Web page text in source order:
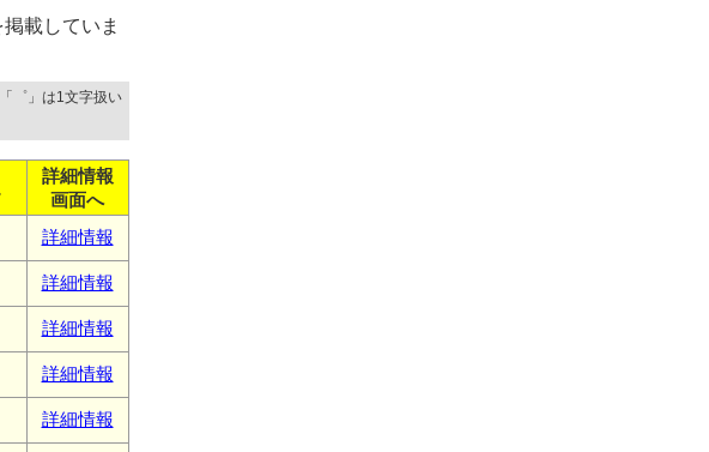
載していま
゜」は1文字扱い
詳細情報
画面へ
詳細情報
詳細情報
詳細情報
詳細情報
詳細情報